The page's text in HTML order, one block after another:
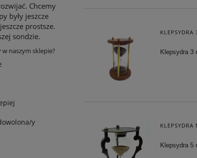
Chcemy
były jeszcze
prostsze.
sondzie.
w naszym sklepie?
y
KLEPSYDRA
Klepsydra 3
Klepsydra 5